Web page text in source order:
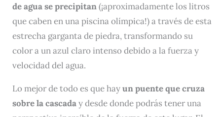
de agua se precipitan(¡aproximadamente los litros
que caben en una piscina olímpica!) a través de esta
estrecha garganta de piedra, transformando su
color a un azul claro intenso debido a la fuerza y
velocidad del agua.
Lo mejor de todo es que hayun puente que cruza
sobre la cascaday desde donde podrás tener una